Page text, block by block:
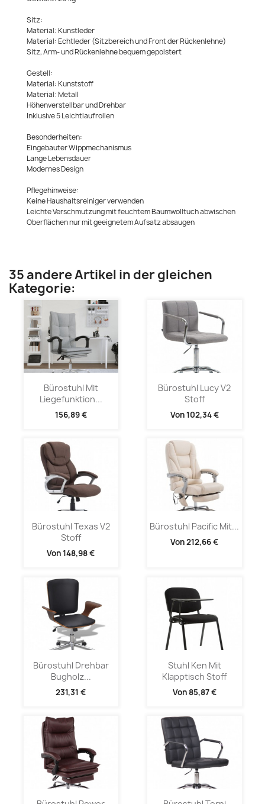
Sitz:
Material: Kunstleder
Material: Echtleder (Sitzbereich und Front der Rückenlehne)
Sitz, Arm- und Rückenlehne bequem gepolstert
Gestell:
Material: Kunststoff
Material: Metall
Höhenverstellbar und Drehbar
Inklusive 5 Leichtlaufrollen
Besonderheiten:
Eingebauter Wippmechanismus
Lange Lebensdauer
Modernes Design
Pflegehinweise:
Keine Haushaltsreiniger verwenden
Leichte Verschmutzung mit feuchtem Baumwolltuch abwischen
Oberflächen nur mit geeignetem Aufsatz absaugen
35 andere Artikel in der gleichen
Kategorie:
Bürostuhl Mit
Liegefunktion...
156,89 €
Bürostuhl Lucy V2
Stoff
Von102,34 €
Bürostuhl Texas V2
Stoff
Von148,98 €
Bürostuhl Pacific Mit...
Von212,66 €
Bürostuhl Drehbar
Bugholz...
231,31 €
Stuhl Ken Mit
Klapptisch Stoff
Von 85,87 €